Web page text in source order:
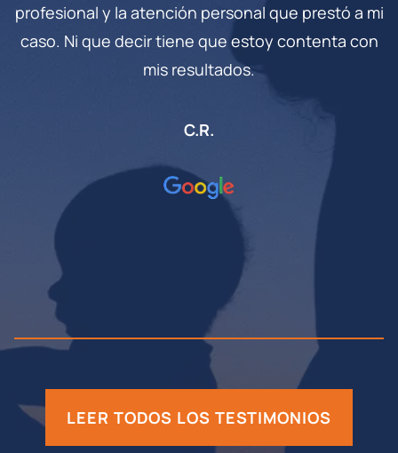
profesional y la atención personal que prestó a mi
caso. Ni que decir tiene que estoy contenta con
mis resultados.
C.R.
LEER TODOS LOS TESTIMONIOS